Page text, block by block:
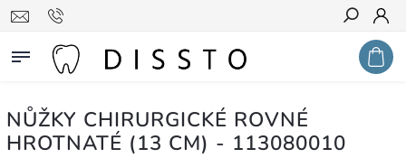
Hledat
NŮŽKY CHIRURGICKÉ ROVNÉ
HROTNATÉ (13 CM) - 113080010